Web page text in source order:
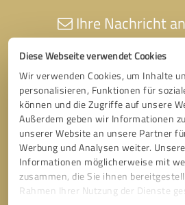
Diese Webseite verwendet Cookies
Wir verwenden Cookies, um Inhalte
personalisieren, Funktionen für
können und die Zugriffe auf unsere
Außerdem geben wir Informationen
unserer Website an unsere Partner
Werbung und Analysen weiter.
Informationen möglicherweise mit
zusammen, die Sie ihnen
Rahmen Ihrer Nutzung der Dienste
Ihre Nachricht